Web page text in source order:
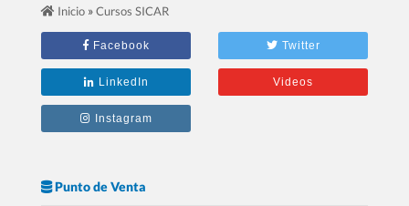
Inicio »Cursos SICAR
Facebook Twitter
LinkedIn Videos
Instagram
Punto de Venta